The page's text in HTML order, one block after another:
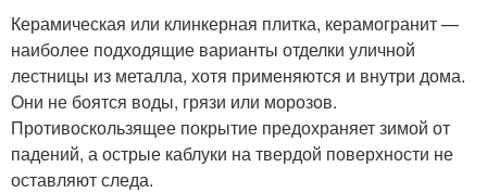
Керамическая или клинкерная плитка, керамогранит —
наиболее подходящие варианты отделки уличной
лестницы из металла, хотя применяются и внутри дома.
Они не боятся воды, грязи или морозов.
Противоскользящее покрытие предохраняет зимой от
падений, а острые каблуки на твердой поверхности не
оставляют следа.